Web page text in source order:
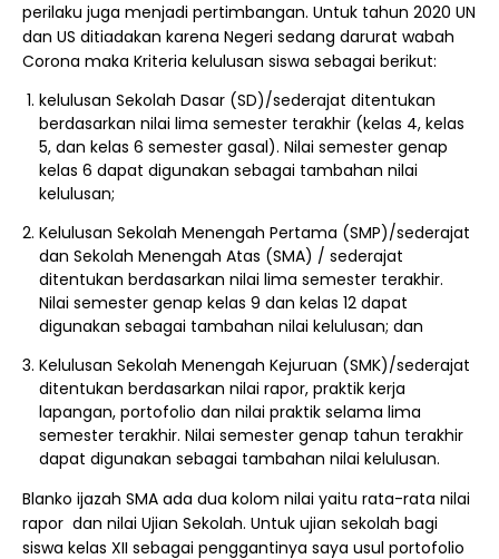
perilaku juga menjadi pertimbangan. Untuk tahun 2020 UN
dan US ditiadakan karena Negeri sedang darurat wabah
Corona maka Kriteria kelulusan siswa sebagai berikut:
kelulusan Sekolah Dasar (SD)/sederajat ditentukan
berdasarkan nilai lima semester terakhir (kelas 4, kelas
5, dan kelas 6 semester gasal). Nilai semester genap
kelas 6 dapat digunakan sebagai tambahan nilai
kelulusan;
Kelulusan Sekolah Menengah Pertama (SMP)/sederajat
dan Sekolah Menengah Atas (SMA) / sederajat
ditentukan berdasarkan nilai lima semester terakhir.
Nilai semester genap kelas 9 dan kelas 12 dapat
digunakan sebagai tambahan nilai kelulusan; dan
Kelulusan Sekolah Menengah Kejuruan (SMK)/sederajat
ditentukan berdasarkan nilai rapor, praktik kerja
lapangan, portofolio dan nilai praktik selama lima
semester terakhir. Nilai semester genap tahun terakhir
dapat digunakan sebagai tambahan nilai kelulusan.
Blanko ijazah SMA ada dua kolom nilai yaitu rata-rata nilai
rapor dan nilai Ujian Sekolah. Untuk ujian sekolah bagi
siswa kelas XII sebagai penggantinya saya usul portofolio